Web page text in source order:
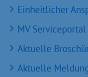
Einheitlicher
MV Serviceportal
Aktuelle
Aktuelle